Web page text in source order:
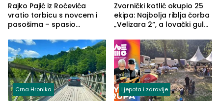
Rajko Pajić iz Roćevića
vratio torbicu s novcem i
pasošima – spasio
Grčkoj
Zvornički kotlić okupio 25
ekipa: Najbolja riblja čorba
„Velizara 2“, a lovački gulaš
Crna Hronika Ljepota i zdravlje